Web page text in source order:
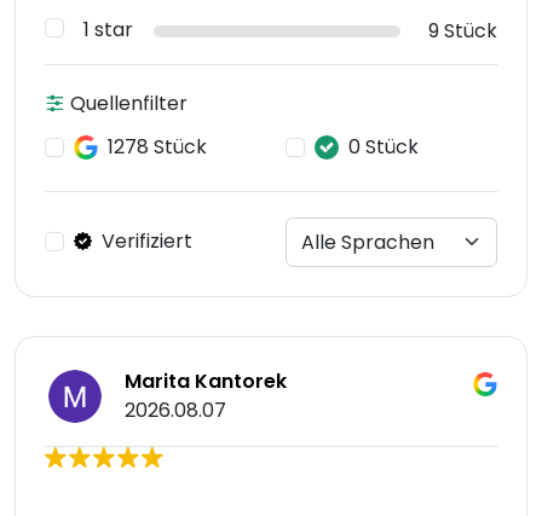
1 star
9 Stück
Quellenfilter
1278 Stück
0 Stück
Verifiziert
Marita Kantorek
2026.08.07